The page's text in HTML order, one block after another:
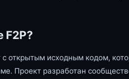
F2P?
открытым исходным кодом,
Проект разработан